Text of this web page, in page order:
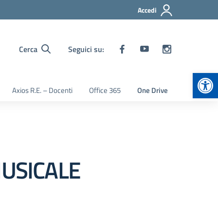
Accedi
Cerca Seguici su:
Axios R.E. – Docenti Office 365 One Drive